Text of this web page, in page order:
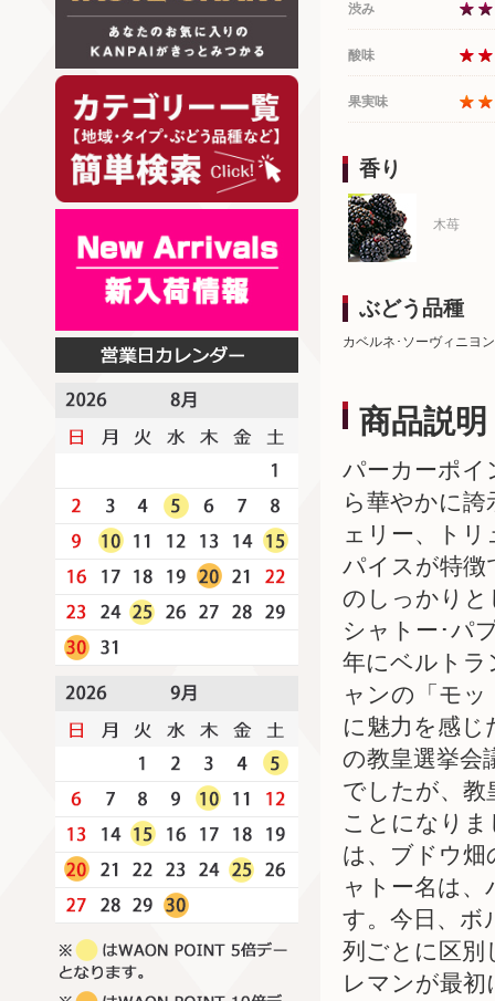
渋み
酸味
果実味
香り
木苺
ぶどう品種
カベルネ･ソーヴィニヨ
商品説明
パーカーポイ
ら華やかに
ェリー、ト
パイスが特徴
のしっかりと
シャトー･パ
年にベルトラ
ャンの「モ
に魅力を感じ
の教皇選挙会
でしたが、教
ことになり
は、ブドウ畑
ャトー名は
す。今日、ボ
列ごとに区別
レマンが最